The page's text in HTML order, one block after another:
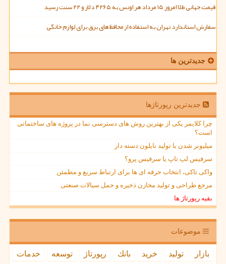
قیمت جهانی طلا امروز ۱۵ مرداد هر اونس به ۴۲۶۵ دلار و ۲۲ سنت رسید
سفارش استاندارد تهران به استفاده از محافظ های برق برای لوازم خانگی
جدیدترین ها
جدیدترین رپورتاژها
چرا کلایمر یکی از بهترین روش های دسترسی نما در پروژه های ساختمانی
است؟
میلیونر شدن با تولید نایلون دسته دار
سرفیس لپ تاپ یا سرفیس پرو؟
واکی تاکی، انتخاب حرفه ای ها برای ارتباط سریع و مطمئن
مرجع طراحی و تولید مخازن ذخیره و حمل سیالات صنعتی
بقیه رپورتاژ ها
موضوعات
بازار تولید خرید بانك رپورتاژ توسعه
خدمات